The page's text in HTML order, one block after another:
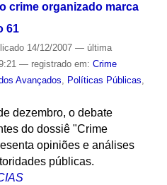
crime organizado marca
61
14/12/2007 — última
— registrado em: Crime
Avançados, Políticas Públicas,
dezembro, o debate
do dossiê "Crime
opiniões e análises
públicas.